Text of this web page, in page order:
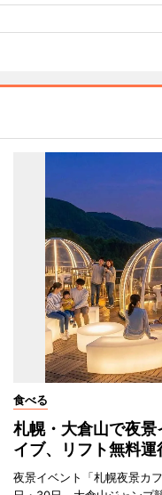
食べる
札幌・大倉山で夜
イブ、リフト無料運
夜景イベント「札幌夜景カ